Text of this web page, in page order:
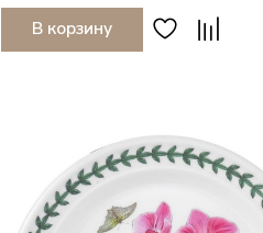
В корзину